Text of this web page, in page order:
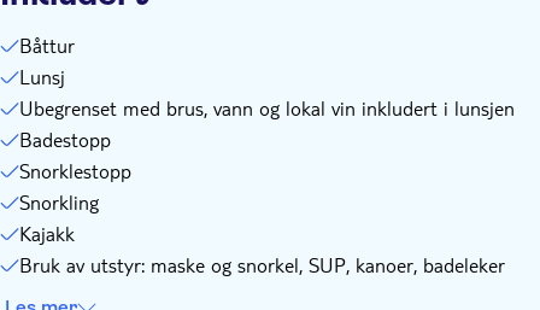
Båttur
Lunsj
Ubegrenset med brus, vann og lokal vin inkludert i lunsjen
Badestopp
Snorklestopp
Snorkling
Kajakk
Bruk av utstyr: maske og snorkel, SUP, kanoer, badeleker